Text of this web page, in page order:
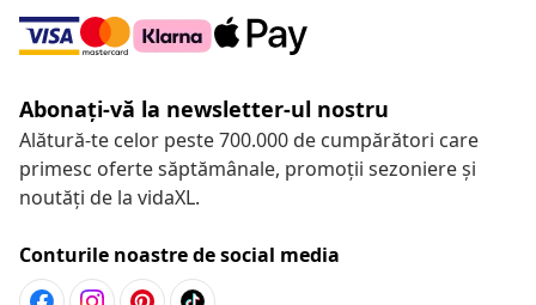
Abonați-vă la newsletter-ul nostru
Alătură-te celor peste 700.000 de cumpărători care
primesc oferte săptămânale, promoții sezoniere și
noutăți de la vidaXL.
Conturile noastre de social media